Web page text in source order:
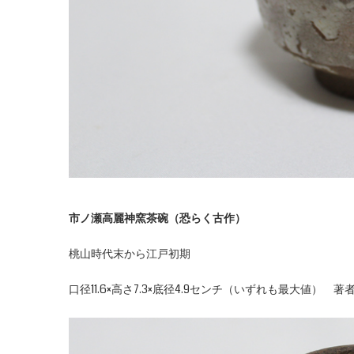
市ノ瀬高麗神窯茶碗（恐らく古作）
桃山時代末から江戸初期
口径11.6×高さ7.3×底径4.9センチ（いずれも最大値） 著